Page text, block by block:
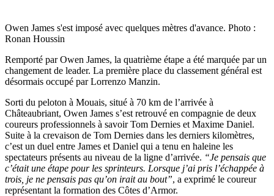
Owen James s'est imposé avec quelques mètres d'avance. Photo :
Ronan Houssin
Remporté par Owen James, la quatrième étape a été marquée par un
changement de leader. La première place du classement général est
désormais occupé par Lorrenzo Manzin.
Sorti du peloton à Mouais, situé à 70 km de l’arrivée à
Châteaubriant, Owen James s’est retrouvé en compagnie de deux
coureurs professionnels à savoir Tom Dernies et Maxime Daniel.
Suite à la crevaison de Tom Dernies dans les derniers kilomètres,
c’est un duel entre James et Daniel qui a tenu en haleine les
spectateurs présents au niveau de la ligne d’arrivée. “Je pensais que
c’était une étape pour les sprinteurs. Lorsque j’ai pris l’échappée à
trois, je ne pensais pas qu’on irait au bout”, a exprimé le coureur
représentant la formation des Côtes d’Armor.